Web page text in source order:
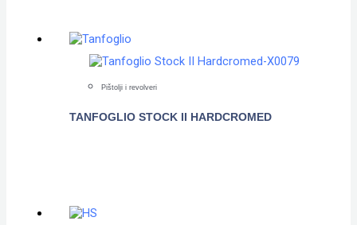
Pištolji i revolveri
TANFOGLIO STOCK II HARDCROMED